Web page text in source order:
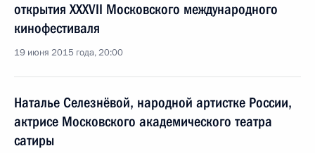
открытия XXXVII Московского международного
кинофестиваля
19 июня 2015 года, 20:00
Наталье Селезнёвой, народной артистке России,
актрисе Московского академического театра
сатиры